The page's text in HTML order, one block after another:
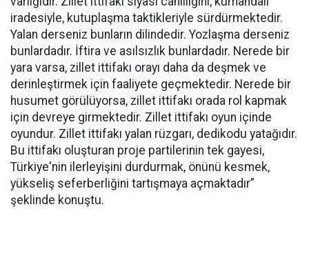
iradesiyle, kutuplaşma taktikleriyle sürdürmektedir.
Yalan derseniz bunların dilindedir. Yozlaşma derseniz
bunlardadır. İftira ve asılsızlık bunlardadır. Nerede bir
yara varsa, zillet ittifakı orayı daha da deşmek ve
derinleştirmek için faaliyete geçmektedir. Nerede bir
husumet görülüyorsa, zillet ittifakı orada rol kapmak
için devreye girmektedir. Zillet ittifakı oyun içinde
oyundur. Zillet ittifakı yalan rüzgarı, dedikodu yatağıdır.
Bu ittifakı oluşturan proje partilerinin tek gayesi,
Türkiye'nin ilerleyişini durdurmak, önünü kesmek,
yükseliş seferberliğini tartışmaya açmaktadır”
şeklinde konuştu.